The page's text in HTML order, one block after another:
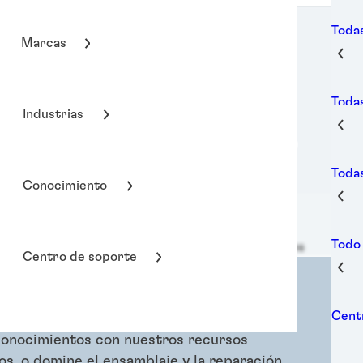
Marcas
Industrias
Conocimiento
Centro de soporte
Henkel Adhesive Technologies
con nuestros recursos